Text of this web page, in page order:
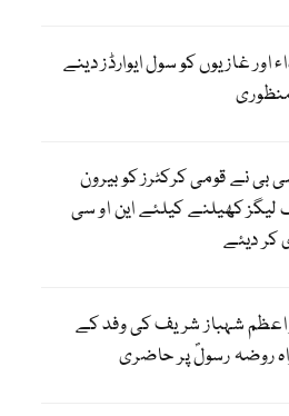
اور غازیوں کو سول ایوارڈز دینے
بی نے قومی کرکٹرز کو بیرون
کھیلنے کیلئے این او سی
کر دیئے
اعظم شہباز شریف کی وفد کے
روضہ رسولؐ پر حاضری